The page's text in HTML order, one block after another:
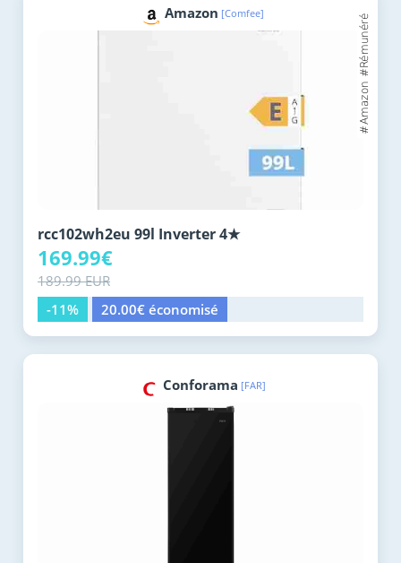
Amazon [Comfee]
rcc102wh2eu 99l Inverter 4★
169.99€
189.99 EUR
-11%
20.00€ économisé
Conforama [FAR]